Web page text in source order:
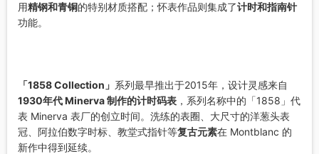
用精钢和青铜的特别材质搭配；怀表作品则集成了计时和指南针
功能。
「1858 Collection」 系列最早推出于2015年，设计灵感来自
1930年代 Minerva 制作的计时码表 ，系列名称中的「1858」代
表 Minerva 表厂的创立时间。洗练的表圈、大尺寸的洋葱头表
冠、阿拉伯数字时标、教堂式指针等复古元素在 Montblanc 的
新作中得到延续。